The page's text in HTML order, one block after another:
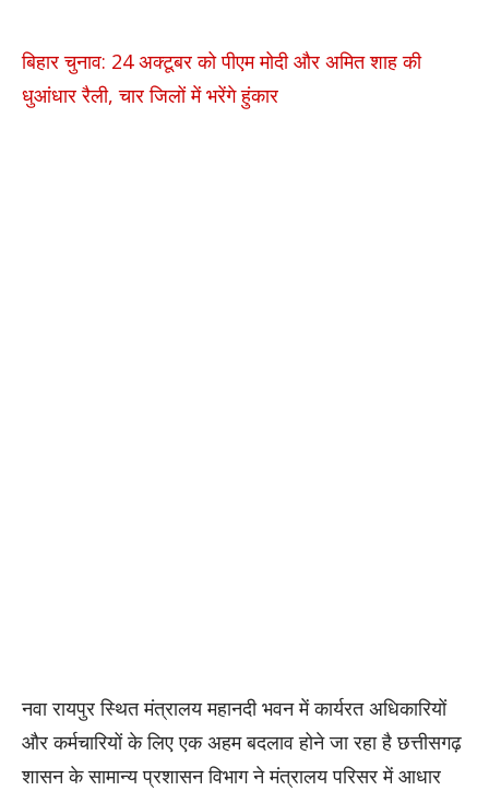
बिहार चुनाव: 24 अक्टूबर को पीएम मोदी और अमित शाह की
धुआंधार रैली, चार जिलों में भरेंगे हुंकार
नवा रायपुर स्थित मंत्रालय महानदी भवन में कार्यरत अधिकारियों
और कर्मचारियों के लिए एक अहम बदलाव होने जा रहा है छत्तीसगढ़
शासन के सामान्य प्रशासन विभाग ने मंत्रालय परिसर में आधार